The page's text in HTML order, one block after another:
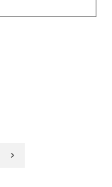
›